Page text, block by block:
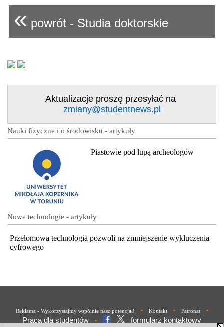
« powrót - Studia doktorskie
Aktualizacje proszę przesyłać na
zmiany@studentnews.pl
Nauki fizyczne i o środowisku - artykuły
Piastowie pod lupą archeologów
Nowe technologie - artykuły
Przełomowa technologia pozwoli na zmniejszenie wykluczenia
cyfrowego
Reklama - Wykorzystajmy wspólnie nasz potencjał! • Kontakt • Patronat •
Praca dla studentów • formularz kontaktowy